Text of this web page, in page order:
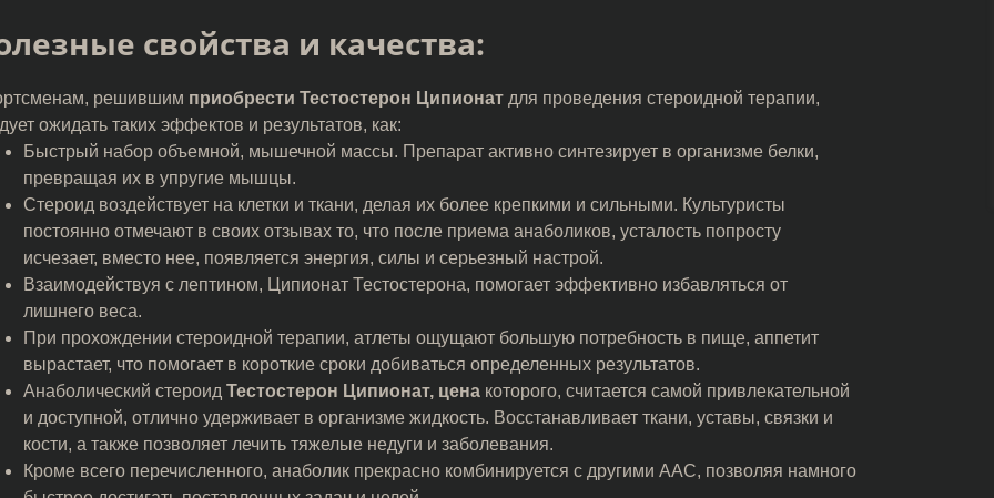
свойства и качества:
решившим приобрести Тестостерон Ципионат для проведения стероидной терапии,
ожидать таких эффектов и результатов, как:
Быстрый набор объемной, мышечной массы. Препарат активно синтезирует в организме белки,
превращая их в упругие мышцы.
Стероид воздействует на клетки и ткани, делая их более крепкими и сильными. Культуристы
постоянно отмечают в своих отзывах то, что после приема анаболиков, усталость попросту
исчезает, вместо нее, появляется энергия, силы и серьезный настрой.
Взаимодействуя с лептином, Ципионат Тестостерона, помогает эффективно избавляться от
лишнего веса.
При прохождении стероидной терапии, атлеты ощущают большую потребность в пище, аппетит
вырастает, что помогает в короткие сроки добиваться определенных результатов.
Анаболический стероид Тестостерон Ципионат, цена которого, считается самой привлекательной
и доступной, отлично удерживает в организме жидкость. Восстанавливает ткани, уставы, связки и
кости, а также позволяет лечить тяжелые недуги и заболевания.
Кроме всего перечисленного, анаболик прекрасно комбинируется с другими ААС, позволяя намного